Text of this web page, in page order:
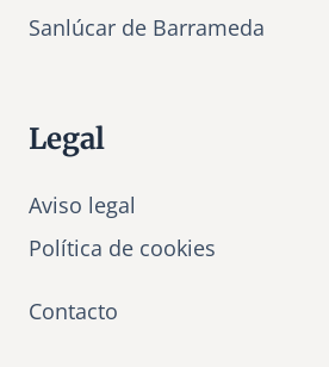
Sanlúcar de Barrameda
Legal
Aviso legal
Política de cookies
Contacto